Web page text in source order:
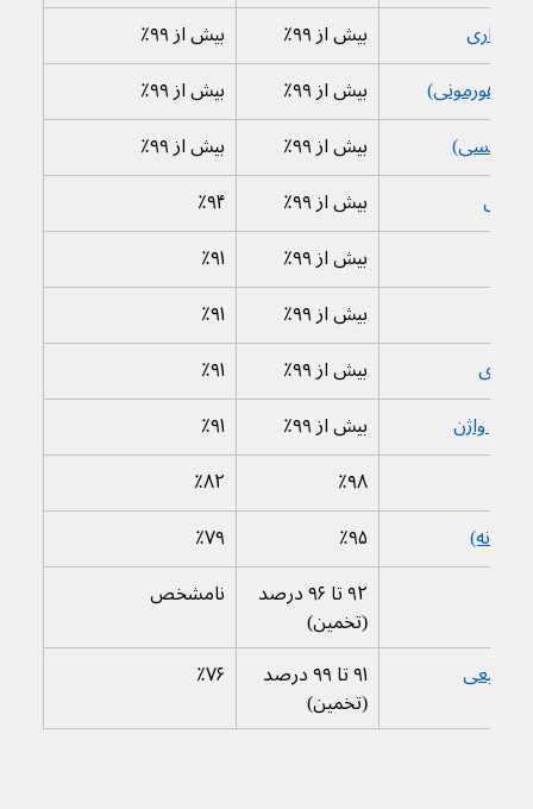
بیش از ۹۹٪
بیش از ۹۹٪
بیش از ۹۹٪
بیش از ۹۹٪
هورمونی)
بیش از ۹۹٪
بیش از ۹۹٪
مسی)
٪۹۴
بیش از ۹۹٪
٪۹۱
بیش از ۹۹٪
٪۹۱
بیش از ۹۹٪
٪۹۱
بیش از ۹۹٪
٪۹۱
بیش از ۹۹٪
واژن
٪۸۲
٪۹۸
٪۷۹
٪۹۵
(زنانه)
نامشخص
۹۲ تا ۹۶ درصد
(تخمین)
٪۷۶
۹۱ تا ۹۹ درصد
(تخمین)
طبیعی